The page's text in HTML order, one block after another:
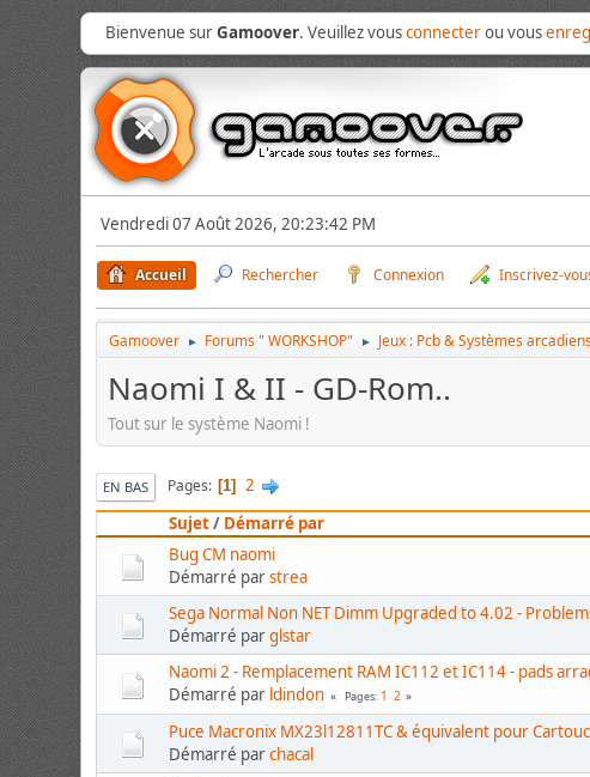
Bienvenue surGamoover. Veuillez vousconnecterou vous
Vendredi 07 Août 2026, 20:23:42 PM
Accueil Rechercher Connexion Inscrivez-
Gamoover ► Forums " WORKSHOP" ► Jeux : Pcb & Systèmes
Naomi I & II - GD-Rom..
Tout sur le système Naomi !
EN BAS Pages 1
2
Sujet/ Démarré par
Bug CM naomi
Démarré parstrea
Sega Normal Non NET Dimm Upgraded to 4.02 -
Démarré parglstar
Naomi 2 - Remplacement RAM IC112 et IC114 - pads
Démarré par ldindon Pages 1 2
Puce Macronix MX23l12811TC & équivalent pour
Démarré parchacal